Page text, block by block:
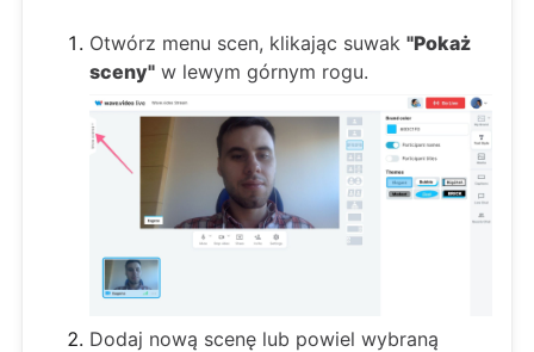
Otwórz menu scen, klikając suwak "Pokaż
sceny" w lewym górnym rogu.
Dodaj nową scenę lub powiel wybraną